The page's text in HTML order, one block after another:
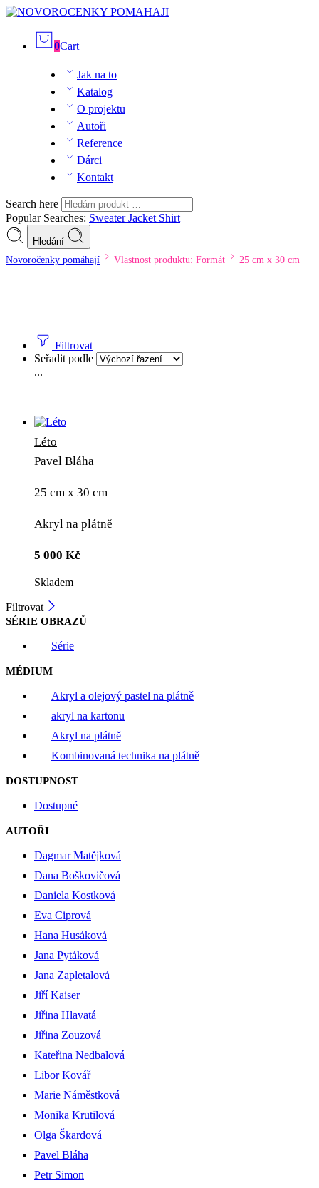
0Cart
Jak na to
Katalog
O projektu
Autoři
Reference
Dárci
Kontakt
Search here
Popular Searches: SweaterJacket Shirt
Hledání
Novoročenky pomáhají Vlastnost produktu: Formát 25 cm x 30 cm
Filtrovat
Seřadit podle
...
Léto
Pavel Bláha
25 cm x 30 cm
Akryl na plátně
5 000 Kč
Skladem
Filtrovat
SÉRIE OBRAZŮ
Série
MÉDIUM
Akryl a olejový pastel na plátně
akryl na kartonu
Akryl na plátně
Kombinovaná technika na plátně
DOSTUPNOST
Dostupné
AUTOŘI
Dagmar Matějková
Dana Boškovičová
Daniela Kostková
Eva Ciprová
Hana Husáková
Jana Pytáková
Jana Zapletalová
Jiří Kaiser
Jiřina Hlavatá
Jiřina Zouzová
Kateřina Nedbalová
Libor Kovář
Marie Náměstková
Monika Krutilová
Olga Škardová
Pavel Bláha
Petr Simon